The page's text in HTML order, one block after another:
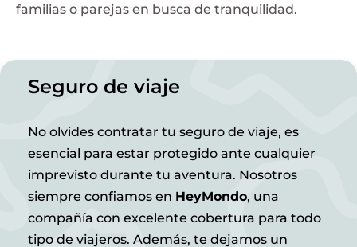
familias o parejas en busca de tranquilidad.
Seguro de viaje
No olvides contratar tu seguro de viaje, es
esencial para estar protegido ante cualquier
imprevisto durante tu aventura. Nosotros
siempre confiamos en HeyMondo, una
compañía con excelente cobertura para todo
tipo de viajeros. Además, te dejamos un